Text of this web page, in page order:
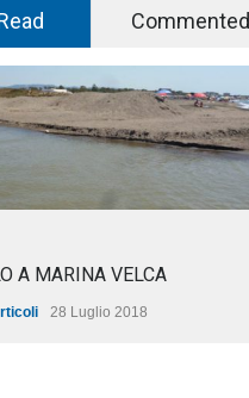
Commented
A MARINA VELCA
28 Luglio 2018